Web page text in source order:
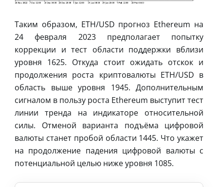
Таким образом, ETH/USD прогноз Ethereum на
24 февраля 2023 предполагает попытку
коррекции и тест области поддержки вблизи
уровня 1625. Откуда стоит ожидать отскок и
продолжения роста криптовалюты ETH/USD в
область выше уровня 1945. Дополнительным
сигналом в пользу роста Ethereum выступит тест
линии тренда на индикаторе относительной
силы. Отменой варианта подъёма цифровой
валюты станет пробой области 1445. Что укажет
на продолжение падения цифровой валюты с
потенциальной целью ниже уровня 1085.